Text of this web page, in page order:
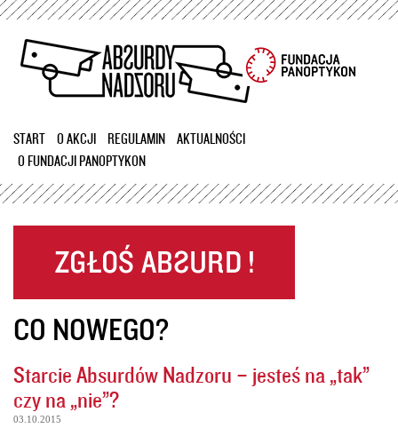
Przejdź
treści
START O AKCJI REGULAMIN
AKTUALNOŚCI
O FUNDACJI PANOPTYKON
CO NOWEGO?
Starcie Absurdów Nadzoru – jesteś na „tak”
czy na „nie”?
03.10.2015